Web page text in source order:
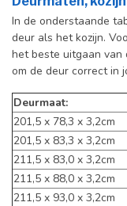
In de onderstaande
deur als het kozijn.
het beste uitgaan van
om de deur correct in
Deurmaat:
201,5 x 78,3 x 3,2cm
201,5 x 83,3 x 3,2cm
211,5 x 83,0 x 3,2cm
211,5 x 88,0 x 3,2cm
211,5 x 93,0 x 3,2cm